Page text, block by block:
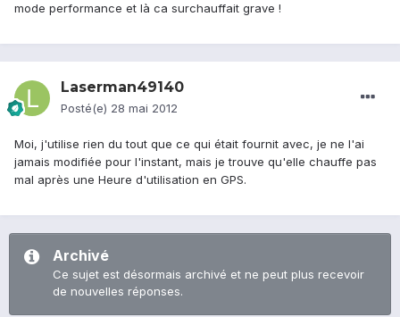
mode performance et là ca surchauffait grave !
Laserman49140
Posté(e) 28 mai 2012
Moi, j'utilise rien du tout que ce qui était fournit avec, je ne l'ai
jamais modifiée pour l'instant, mais je trouve qu'elle chauffe pas
mal après une Heure d'utilisation en GPS.
Archivé
Ce sujet est désormais archivé et ne peut plus recevoir
de nouvelles réponses.